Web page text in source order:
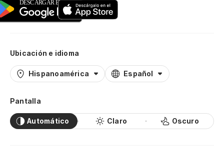
Ubicación e idioma
Hispanoamérica Español
Pantalla
Automático Claro Oscuro